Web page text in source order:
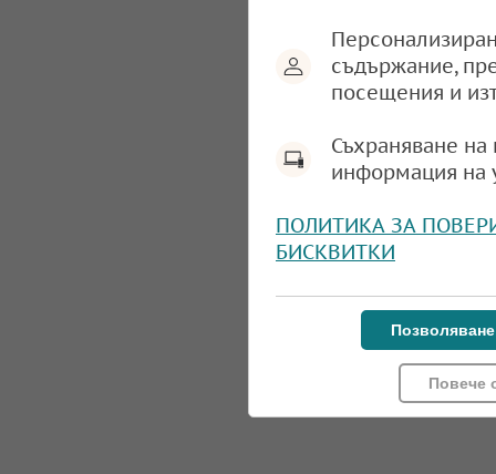
съдържание,
посещения и
Съхраняване
информация на
ПОЛИТИКА ЗА
БИСКВИТКИ
Повече